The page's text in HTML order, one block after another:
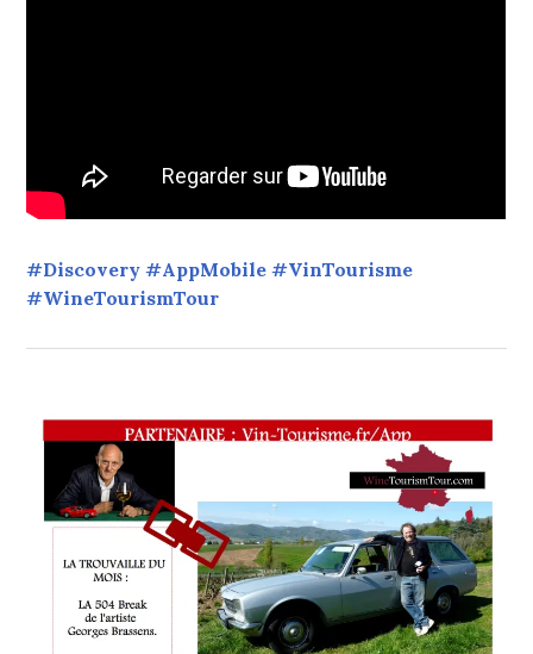
#Discovery #AppMobile #VinTourisme
#WineTourismTour